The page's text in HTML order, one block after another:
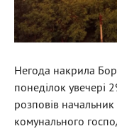
Негода накрила
понеділок увечері
розповів
комунального